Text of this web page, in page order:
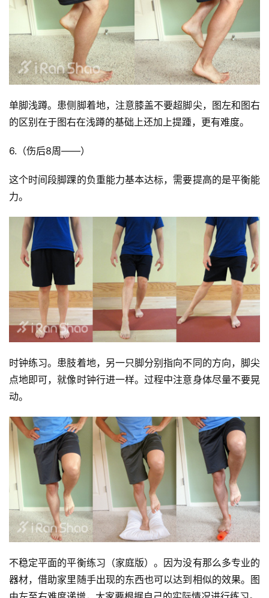
单脚浅蹲。患侧脚着地，注意膝盖不要超脚尖，图左和图右
的区别在于图右在浅蹲的基础上还加上提踵，更有难度。
6.（伤后8周——）
这个时间段脚踝的负重能力基本达标，需要提高的是平衡能
力。
时钟练习。患肢着地，另一只脚分别指向不同的方向，脚尖
点地即可，就像时钟行进一样。过程中注意身体尽量不要晃
动。
不稳定平面的平衡练习（家庭版）。因为没有那么多专业的
器材，借助家里随手出现的东西也可以达到相似的效果。图